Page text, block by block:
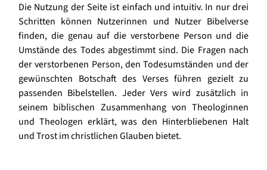
Die Nutzung der Seite ist einfach und intuitiv. In nur drei
Schritten können Nutzerinnen und Nutzer Bibelverse
finden, die genau auf die verstorbene Person und die
Umstände des Todes abgestimmt sind. Die Fragen nach
der verstorbenen Person, den Todesumständen und der
gewünschten Botschaft des Verses führen gezielt zu
passenden Bibelstellen. Jeder Vers wird zusätzlich in
seinem biblischen Zusammenhang von Theologinnen
und Theologen erklärt, was den Hinterbliebenen Halt
und Trost im christlichen Glauben bietet.